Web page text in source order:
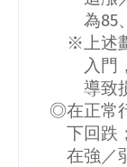
為85、
※上述
入門
導致
◎在正常
下回跌；
在強／